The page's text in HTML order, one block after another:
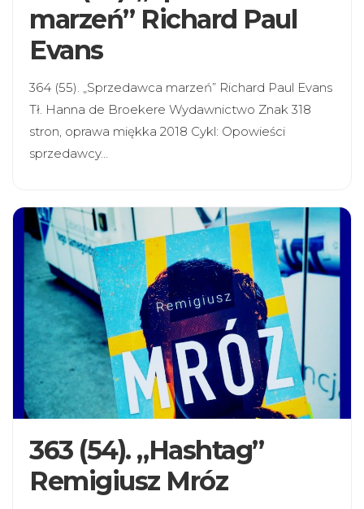
marzeń” Richard Paul
Evans
364 (55). „Sprzedawca marzeń” Richard Paul Evans
Tł. Hanna de Broekere Wydawnictwo Znak 318
stron, oprawa miękka 2018 Cykl: Opowieści
sprzedawcy…
363 (54). „Hashtag”
Remigiusz Mróz